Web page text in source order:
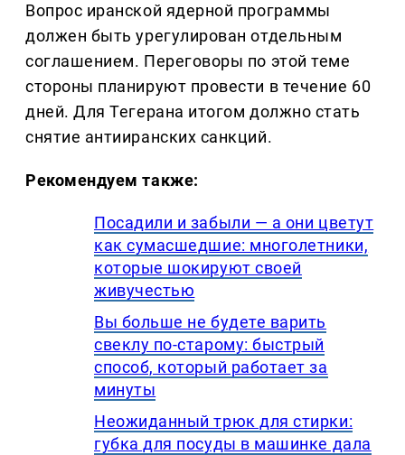
Вопрос иранской ядерной программы
должен быть урегулирован отдельным
соглашением. Переговоры по этой теме
стороны планируют провести в течение 60
дней. Для Тегерана итогом должно стать
снятие антииранских санкций.
Рекомендуем также:
Посадили и забыли — а они цветут
как сумасшедшие: многолетники,
которые шокируют своей
живучестью
Вы больше не будете варить
свеклу по-старому: быстрый
способ, который работает за
минуты
Неожиданный трюк для стирки:
губка для посуды в машинке дала